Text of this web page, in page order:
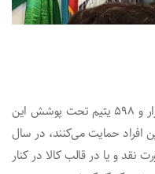
وی خاطرنشان کرد: در حال حاضر یک هزار و ۵۹۸ یتیم تحت‌ پوشش این
و 4 هزارو ۹۰۰ حامی از این افراد حمایت می‌کنند، در سال
تومان بصورت نقد و یا در قالب کالا در کنار